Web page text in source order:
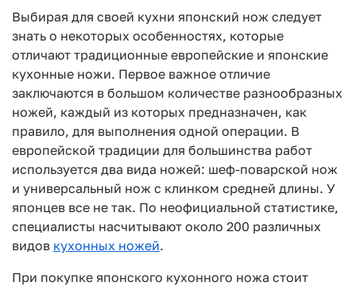
Выбирая для своей кухни японский нож следует
знать о некоторых особенностях, которые
отличают традиционные европейские и японские
кухонные ножи. Первое важное отличие
заключаются в большом количестве разнообразных
ножей, каждый из которых предназначен, как
правило, для выполнения одной операции. В
европейской традиции для большинства работ
используется два вида ножей: шеф-поварской нож
и универсальный нож с клинком средней длины. У
японцев все не так. По неофициальной статистике,
специалисты насчитывают около 200 различных
видов кухонных ножей.
При покупке японского кухонного ножа стоит